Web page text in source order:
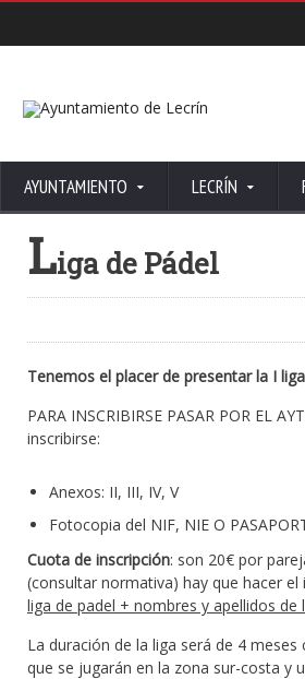
AYUNTAMIENTO LECRÍN
Liga de Pádel
Tenemos el placer de presentar la I
PARA INSCRIBIRSE PASAR POR EL
inscribirse:
Anexos: II, III, IV, V
Fotocopia del NIF, NIE O
Cuota de inscripción: son 20€ por
(consultar normativa) hay que hacer
liga de padel + nombres y apellidos de
La duración de la liga será de 4
que se jugarán en la zona sur-costa y